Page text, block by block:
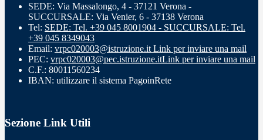
SEDE: Via Massalongo, 4 - 37121 Verona -
SUCCURSALE: Via Venier, 6 - 37138 Verona
Tel: SEDE: Tel. +39 045 8001904 - SUCCURSALE: Tel.
+39 045 8349043
Email: vrpc020003@istruzione.it Link per inviare una mail
PEC: vrpc020003@pec.istruzione.itLink per inviare una mail
C.F.: 80011560234
IBAN: utilizzare il sistema PagoinRete
Sezione Link Utili